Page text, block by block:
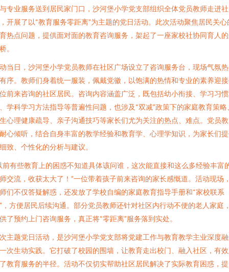
专业服务送到居民家门口，沙河堡小学党支部组织全体党员教师走进社
开展了以“教育服务零距离”为主题的党日活动。此次活动聚焦居民关心
热点问题，提供面对面的教育咨询服务，架起了一座家校社协同育人
。
当日，沙河堡小学党员教师在社区广场设立了咨询服务台，现场气氛
序。教师们身着统一服装，佩戴党徽，以饱满的热情和专业的素养迎
前来咨询的社区居民。咨询内容涵盖广泛，既包括幼小衔接、学习习
学科学习方法指导等普遍性问题，也涉及“双减”政策下的家庭教育策略
心理健康疏导、亲子沟通技巧等家长们尤为关注的热点、难点。党员
心倾听，结合自身丰富的教学经验和教育学、心理学知识，为家长们
致、个性化的分析与建议。
前有些教育上的困惑不知道具体该问谁，这次能直接和这么多经验丰富
交流，收获太大了！”一位带着孩子前来咨询的家长感慨道。活动现场
们不仅答疑解惑，还发放了学校自编的家庭教育指导手册和“家校联系
，方便居民后续沟通。部分党员教师还针对社区内行动不便的老人家庭
了预约上门咨询服务，真正将“零距离”服务落到实处。
主题党日活动，是沙河堡小学党支部将党建工作与教育教学主业深度
次生动实践。它打破了校园的围墙，让教育走出校门、融入社区，有
教育服务的半径。活动不仅切实帮助社区居民解决了实际教育困惑，